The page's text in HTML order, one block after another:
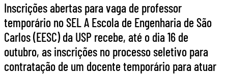
Inscrições abertas para vaga de professor
temporário no SEL A Escola de Engenharia de São
Carlos (EESC) da USP recebe, até o dia 16 de
outubro, as inscrições no processo seletivo para
contratação de um docente temporário para atuar